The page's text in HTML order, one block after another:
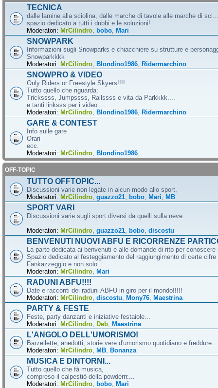
TECNICA
dalle lamine alla sciolina, dalle marche di tavole alle marche di
spazio dedicato a tutti i dubbi e le soluzioni!
Moderatori: MrCilindro bobo Mari
SNOWPARK
Informazioni sugli Snowparks e chiacchiere su strutture e
Snowparkkkk
Moderatori: MrCilindro Blondino1986 Ridermarchino
SNOWPRO & VIDEO
Only Riders or Freestyle Skyers!!!!
Tutto quello che riguarda:
Trickssss, Jumpssss, Railssss e vita da Parkkkk....
e tanti linksss per i video....
Moderatori: MrCilindro Blondino1986 Ridermarchino
GARE & CONTEST
Info sulle gare
Orari
ecc.
Moderatori: MrCilindro Blondino1986
OFF-TOPIC
TUTTO OFFTOPIC...
Discussioni varie non legate in alcun modo allo sport,
Moderatori: MrCilindro guazzo21 bobo Mari MB
SPORT VARI
Discussioni varie sugli sport diversi da quelli sulla neve
Moderatori: MrCilindro guazzo21 bobo discostu
BENVENUTI NUOVI ABFU E RICORRENZE
La parte dedicata ai benvenuti e alle domande di rito per
Spazio dedicato al festeggiamento del raggiungimento di certe cifre
Fankazzeggio e non solo.....
Moderatori: MrCilindro Mari
RADUNI ABFU!!!!
Date e racconti dei raduni ABFU in giro per il mondo!!!!!
Moderatori: MrCilindro discostu Mony76 Maestrina
PARTY & FESTE
Feste, party danzanti e iniziative festaiole...
Moderatori: MrCilindro Deb Maestrina
L'ANGOLO DELL'UMORISMO!
Barzellette, anedotti, storie vere d'umorismo quotidiano e
Moderatori: MrCilindro MB Bonanza
MUSICA E DINTORNI...
Tutto quello che fà musica,
compreso il calpestiò della powderrr....
Moderatori: MrCilindro bobo Mari